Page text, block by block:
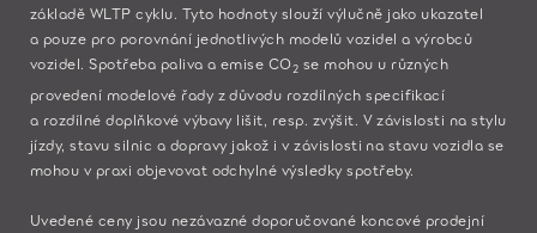
základě WLTP cyklu. Tyto hodnoty slouží výlučně jako ukazatel
a pouze pro porovnání jednotlivých modelů vozidel a výrobců
vozidel. Spotřeba paliva a emise CO2 se mohou u různých
provedení modelové řady z důvodu rozdílných specifikací
a rozdílné doplňkové výbavy lišit, resp. zvýšit. V závislosti na stylu
jízdy, stavu silnic a dopravy jakož i v závislosti na stavu vozidla se
mohou v praxi objevovat odchylné výsledky spotřeby.
Uvedené ceny jsou nezávazné doporučované koncové prodejní